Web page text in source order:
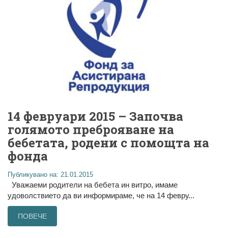
14 февруари 2015 – Започва
голямото преброяване на
бебетата, родени с помощта на
фонда
Публикувано на: 21.01.2015
Уважаеми родители на бебета ин витро, имаме
удоволствието да ви информираме, че на 14 февру...
ПОВЕЧЕ